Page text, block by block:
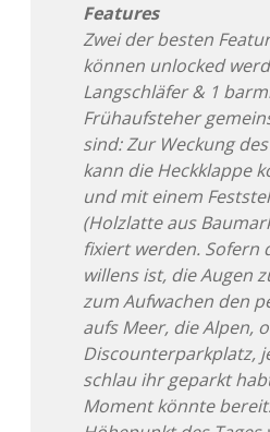
Features
Zwei der besten
können unlocked
Langschläfer & 1
Frühaufsteher
sind: Zur Weckung
kann die Heckklappe
und mit einem
(Holzlatte aus
fixiert werden. Sofern
willens ist, die Augen
zum Aufwachen den
aufs Meer, die Alpen,
Discounterparkplatz,
schlau ihr geparkt
Moment könnte